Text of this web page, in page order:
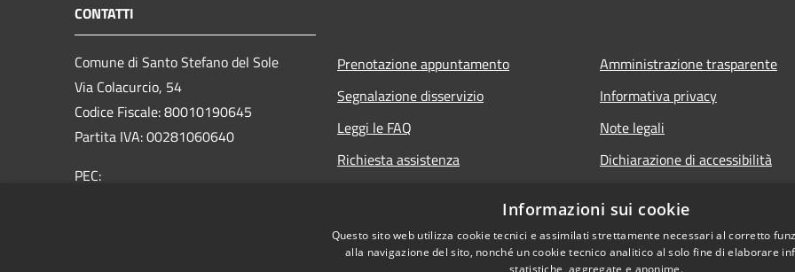
CONTATTI
Comune di Santo Stefano del Sole
Via Colacurcio, 54
Codice Fiscale: 80010190645
Partita IVA: 00281060640
PEC:
Prenotazione appuntamento
Segnalazione disservizio
Leggi le FAQ
Richiesta assistenza
Amministrazione trasparente
Informativa privacy
Note legali
Dichiarazione di accessibilità
Informazioni sui cookie
Questo sito web utilizza cookie tecnici e assimilati strettamente necessari al corretto
alla navigazione del sito, nonché un cookie tecnico analitico al solo fine di elaborare
statistiche, aggregate e anonime.